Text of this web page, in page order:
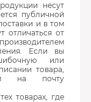
несут
публичной
и в том
отличаться от
Если вы
или
товара,
на почту
товарах, где